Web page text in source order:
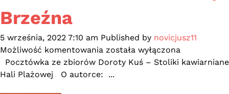
Brzeźna
5 września, 2022 7:10 am Published by novicjusz11
Możliwość komentowania Podwieczorek
z
historią
została wyłączona
Pocztówka ze zbiorów Doroty Kuś – Stoliki kawiarniane
Hali Plażowej O autorce: ...